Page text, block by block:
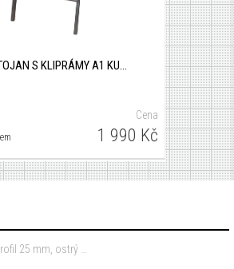
A STOJAN S KLIPRÁMY A1 KULATÝ ROH
Cena
1 990 Kč